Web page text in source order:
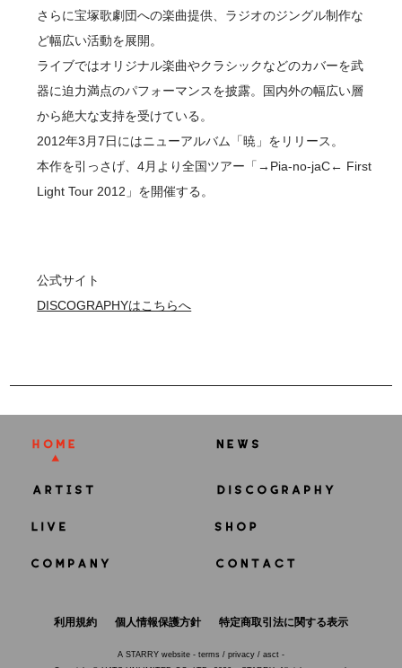
さらに宝塚歌劇団への楽曲提供、ラジオのジングル制作な
ど幅広い活動を展開。
ライブではオリジナル楽曲やクラシックなどのカバーを武
器に迫力満点のパフォーマンスを披露。国内外の幅広い層
から絶大な支持を受けている。
2012年3月7日にはニューアルバム「暁」をリリース。
本作を引っさげ、4月より全国ツアー「→Pia-no-jaC← First
Light Tour 2012」を開催する。
公式サイト
DISCOGRAPHYはこちらへ
利用規約 個人情報保護方針 特定商取引法に関する表示
A STARRY website - terms / privacy / asct -